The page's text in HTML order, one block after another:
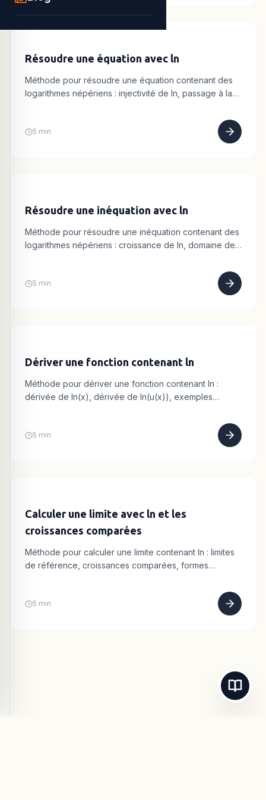
Résoudre une équation avec ln
Méthode pour résoudre une équation contenant des
logarithmes népériens : injectivité de ln, passage à la
5 min
Résoudre une inéquation avec ln
Méthode pour résoudre une inéquation contenant des
logarithmes népériens : croissance de ln, domaine de
5 min
Dériver une fonction contenant ln
Méthode pour dériver une fonction contenant ln :
dérivée de ln(x), dérivée de ln(u(x)), exemples
5 min
Calculer une limite avec ln et les
croissances comparées
Méthode pour calculer une limite contenant ln : limites
de référence, croissances comparées, formes
5 min